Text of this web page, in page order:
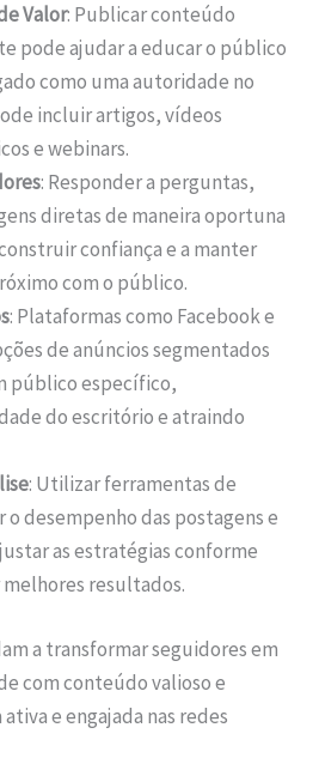
Valor: Publicar conteúdo
pode ajudar a educar o público
como uma autoridade no
incluir artigos, vídeos
e webinars.
: Responder a perguntas,
diretas de maneira oportuna
confiança e a manter
com o público.
: Plataformas como Facebook e
de anúncios segmentados
público específico,
do escritório e atraindo
: Utilizar ferramentas de
desempenho das postagens e
as estratégias conforme
resultados.
a transformar seguidores em
com conteúdo valioso e
e engajada nas redes